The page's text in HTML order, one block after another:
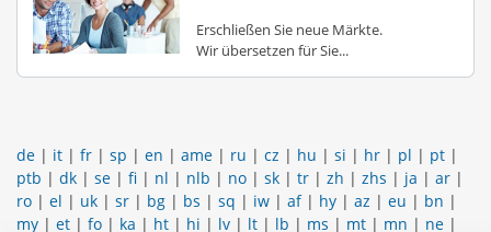
Erschließen Sie neue Märkte.
Wir übersetzen für Sie...
de | it | fr | sp | en | ame | ru | cz | hu | si | hr | pl | pt |
ptb | dk | se | fi | nl | nlb | no | sk | tr | zh | zhs | ja | ar |
ro | el | uk | sr | bg | bs | sq | iw | af| hy | az | eu | bn |
my | et | fo | ka | ht | hi | lv | lt | lb | ms | mt | mn | ne |